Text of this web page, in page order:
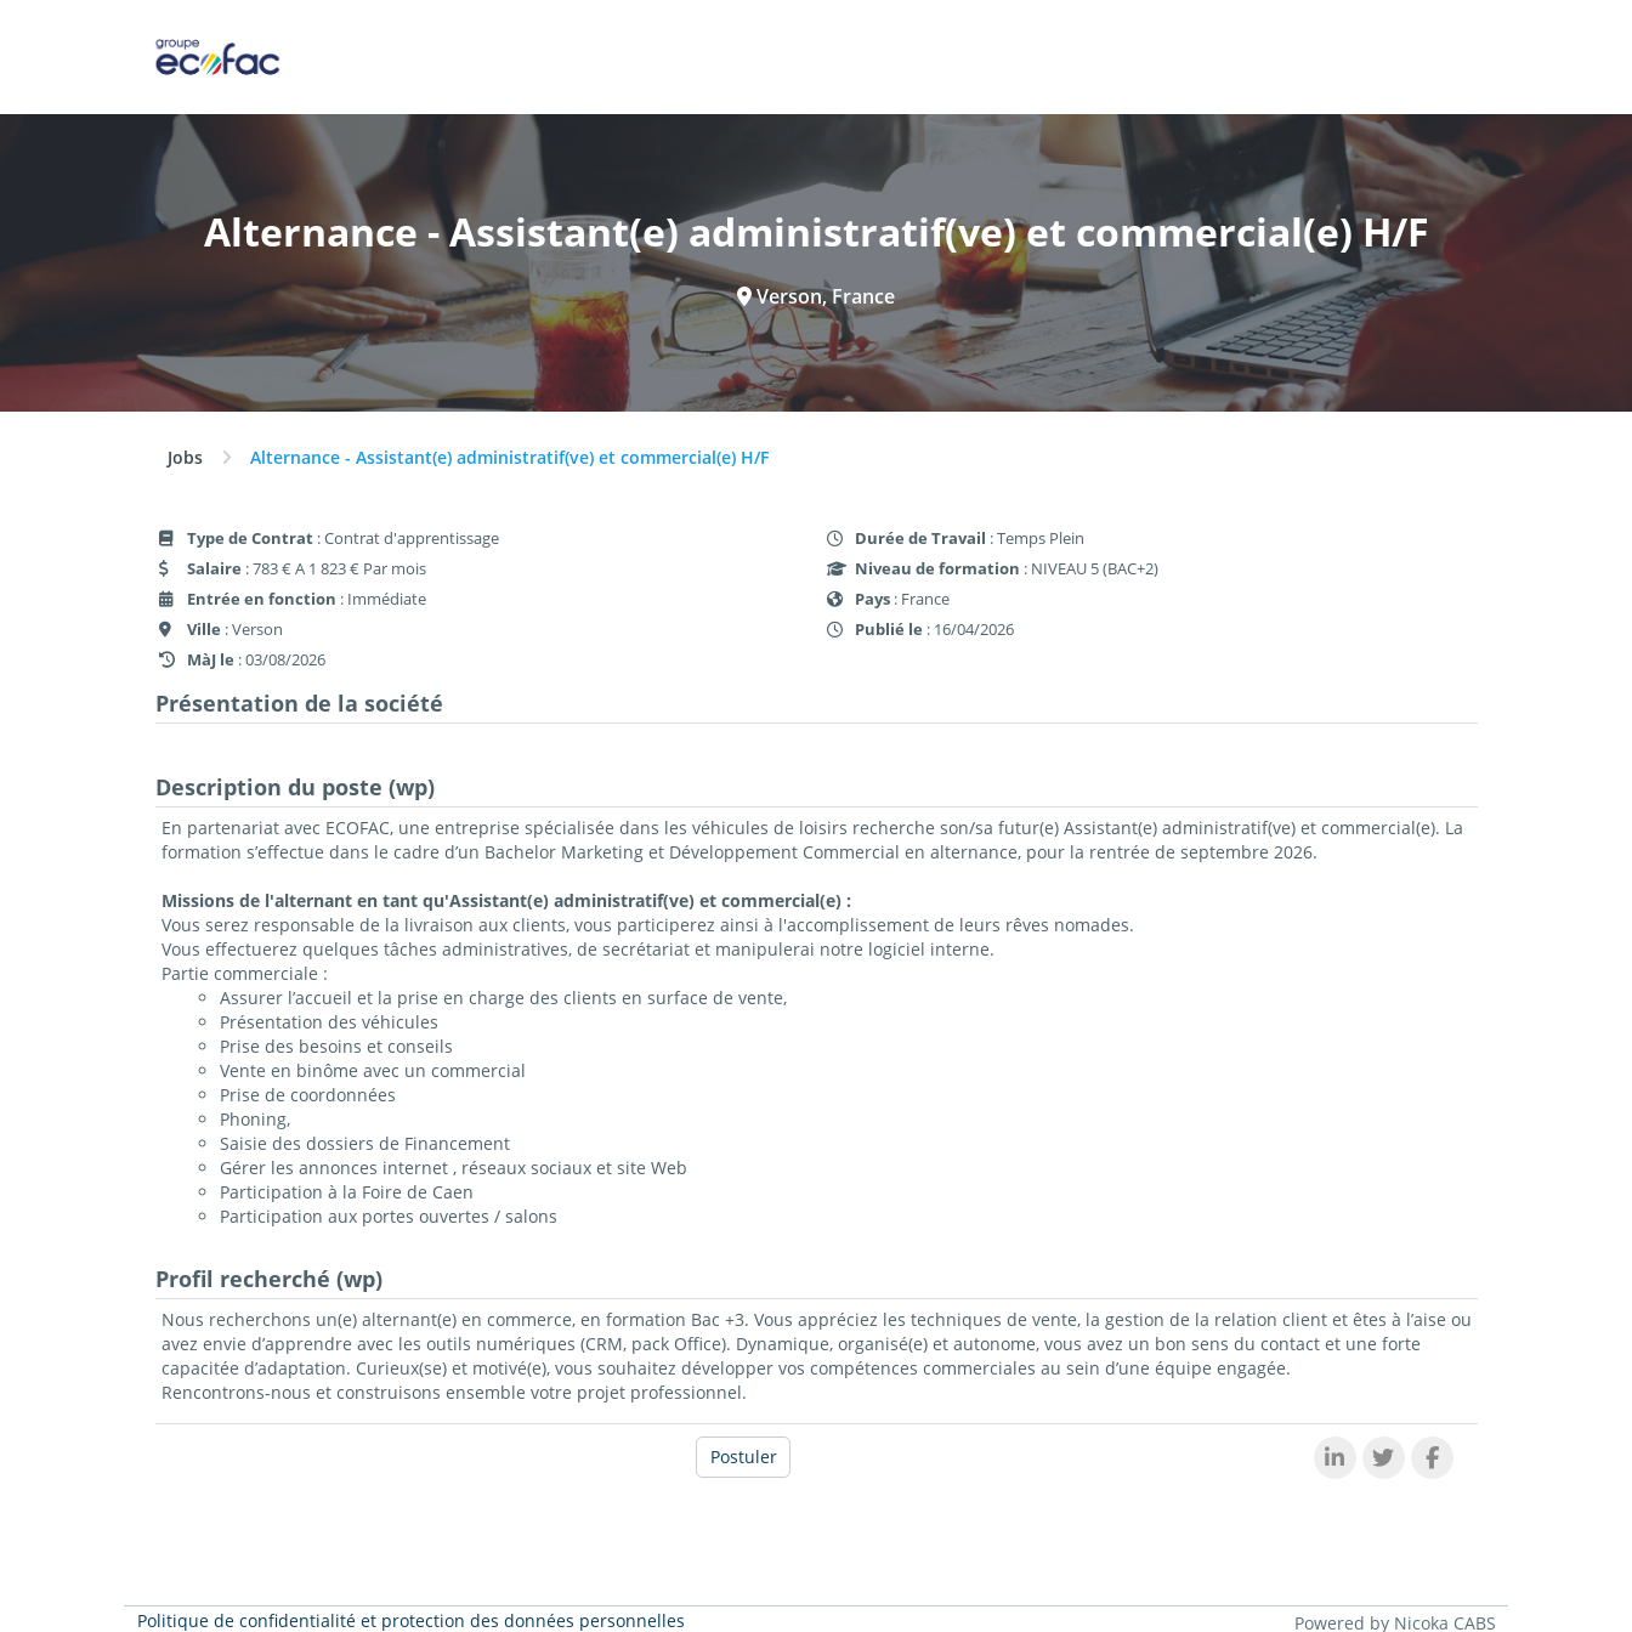
Alternance - Assistant(e) administratif(ve) et commercial(e) H/F
Verson, France
Jobs Alternance - Assistant(e) administratif(ve) et commercial(e) H/F
Type de Contrat : Contrat d'apprentissage
Salaire : 783 € A 1 823 € Par mois
Entrée en fonction : Immédiate
Ville : Verson
MàJ le : 03/08/2026
Durée de Travail : Temps Plein
Niveau de formation : NIVEAU 5 (BAC+2)
Pays : France
Publié le : 16/04/2026
Présentation de la société
Description du poste (wp)
En partenariat avec ECOFAC, une entreprise spécialisée dans les véhicules de loisirs recherche son/sa futur(e) Assistant(e) administratif(ve) et commercial(e). La
formation s’effectue dans le cadre d’un Bachelor Marketing et Développement Commercial en alternance, pour la rentrée de septembre 2026.
Missions de l'alternant en tant qu'Assistant(e) administratif(ve) et commercial(e) :
Vous serez responsable de la livraison aux clients, vous participerez ainsi à l'accomplissement de leurs rêves nomades.
Vous effectuerez quelques tâches administratives, de secrétariat et manipulerai notre logiciel interne.
Partie commerciale :
Assurer l’accueil et la prise en charge des clients en surface de vente,
Présentation des véhicules
Prise des besoins et conseils
Vente en binôme avec un commercial
Prise de coordonnées
Phoning,
Saisie des dossiers de Financement
Gérer les annonces internet , réseaux sociaux et site Web
Participation à la Foire de Caen
Participation aux portes ouvertes / salons
Profil recherché (wp)
Nous recherchons un(e) alternant(e) en commerce, en formation Bac +3. Vous appréciez les techniques de vente, la gestion de la relation client et êtes à l’aise ou
avez envie d’apprendre avec les outils numériques (CRM, pack Office). Dynamique, organisé(e) et autonome, vous avez un bon sens du contact et une forte
capacitée d’adaptation. Curieux(se) et motivé(e), vous souhaitez développer vos compétences commerciales au sein d’une équipe engagée.
Rencontrons-nous et construisons ensemble votre projet professionnel.
Postuler
Politique de confidentialité et protection des données personnelles Powered by Nicoka CABS